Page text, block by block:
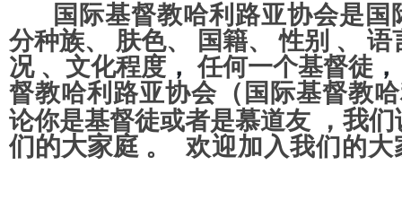
国际基督教哈利路亚协会是国
分种族、 肤色、 国籍、 性别 、 语
况 、文化程度 ， 任何一个基督徒
督教哈利路亚协会 （ 国际基督教
论你是基督徒或者是慕道友
， 我们
们的大家庭 。 欢迎加入我们的大